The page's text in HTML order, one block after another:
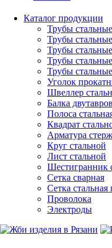
Каталог продукции
Трубы
Трубы
Трубы
Трубы
Трубы
Уголок
Швеллер
Балка
Полоса
Квадрат
Арматура
Круг стальной
Лист стальной
Шестигранник
Сетка сварная
Сетка стальная
Проволока
Электроды